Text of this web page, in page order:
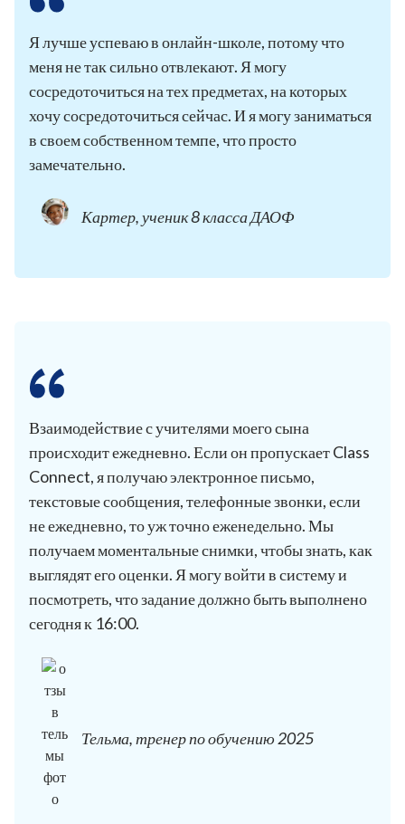
Я лучше успеваю в онлайн-школе, потому что
меня не так сильно отвлекают. Я могу
сосредоточиться на тех предметах, на которых
хочу сосредоточиться сейчас. И я могу заниматься
в своем собственном темпе, что просто
замечательно.
Картер, ученик 8 класса ДАОФ
Взаимодействие с учителями моего сына
происходит ежедневно. Если он пропускает Class
Connect, я получаю электронное письмо,
текстовые сообщения, телефонные звонки, если
не ежедневно, то уж точно еженедельно. Мы
получаем моментальные снимки, чтобы знать, как
выглядят его оценки. Я могу войти в систему и
посмотреть, что задание должно быть выполнено
сегодня к 16:00.
Тельма, тренер по обучению 2025